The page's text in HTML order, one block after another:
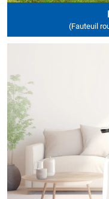
(Fauteuil